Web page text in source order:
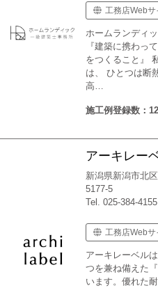
工務店Webサ
ホームランディ
『建築に携わっ
をつくること』
は、 ひとつは断
高…
施工例登録数：12
アーキレー
新潟県新潟市北
5177-5
Tel. 025-384-4155
工務店Webサ
アーキレーベル
つを兼ね備えた
います。優れた